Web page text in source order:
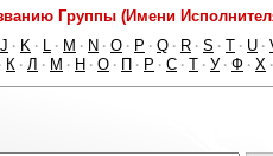
Группы (Имени
J · K · L · M · N · O · P · Q · R · S · T · U ·
· К · Л · М · Н · О · П · Р · С · Т · У · Ф · Х